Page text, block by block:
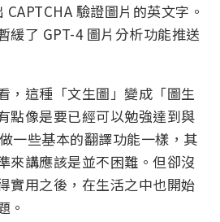
驗證圖片的英文字。
緩了 GPT-4 圖片分析功能推送
，這種「文生圖」變成「圖生
點像是要已經可以勉強達到與
一些基本的翻譯功能一樣，其
來講應該是並不困難。但卻沒
實用之後，在生活之中也開始
。